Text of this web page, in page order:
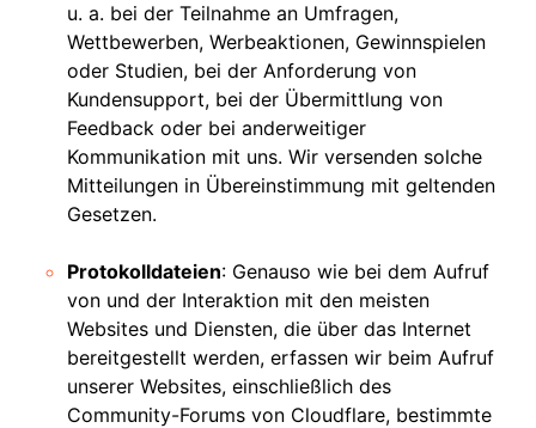
u. a. bei der Teilnahme an Umfragen,
Wettbewerben, Werbeaktionen, Gewinnspielen
oder Studien, bei der Anforderung von
Kundensupport, bei der Übermittlung von
Feedback oder bei anderweitiger
Kommunikation mit uns. Wir versenden solche
Mitteilungen in Übereinstimmung mit geltenden
Gesetzen.
Protokolldateien: Genauso wie bei dem Aufruf
von und der Interaktion mit den meisten
Websites und Diensten, die über das Internet
bereitgestellt werden, erfassen wir beim Aufruf
unserer Websites, einschließlich des
Community-Forums von Cloudflare, bestimmte